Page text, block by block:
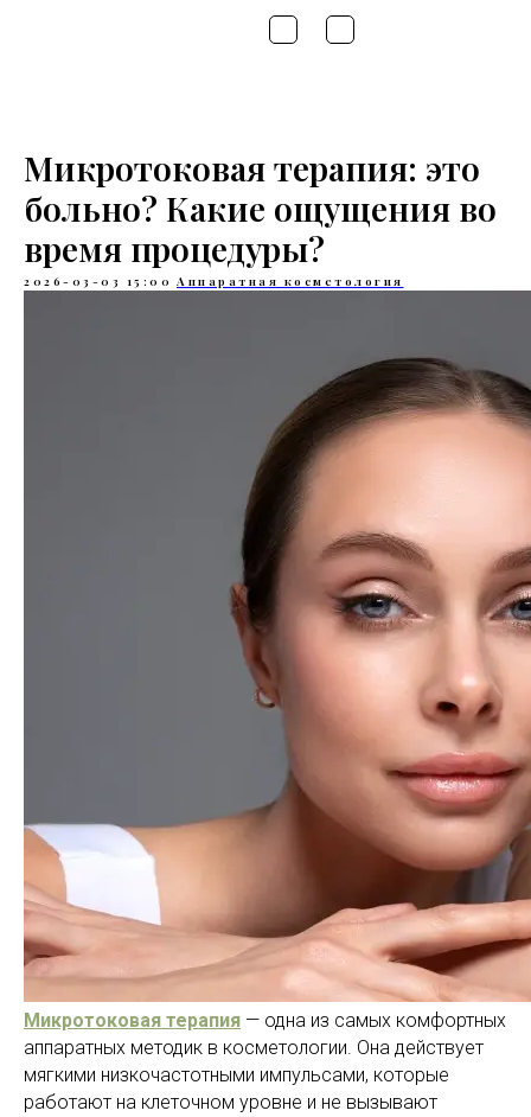
Микротоковая терапия: это
больно? Какие ощущения во
время процедуры?
2026-03-03 15:00 Аппаратная косметология
Микротоковая терапия — одна из самых комфортных
аппаратных методик в косметологии. Она действует
мягкими низкочастотными импульсами, которые
работают на клеточном уровне и не вызывают